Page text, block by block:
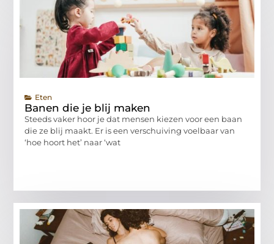
Eten
Banen die je blij maken
Steeds vaker hoor je dat mensen kiezen voor een baan
die ze blij maakt. Er is een verschuiving voelbaar van
‘hoe hoort het’ naar ‘wat